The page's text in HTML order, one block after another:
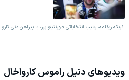
انریکه ریکلمه، رقیب انتخاباتی فلورنتینو پرز، با پیراهن دنی
ویدیوهای دنیل راموس کارواخال